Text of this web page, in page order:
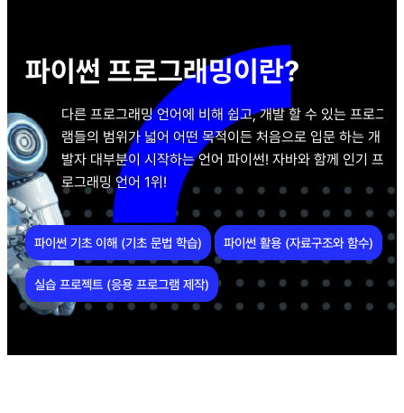
파이썬 프로그래밍이란?
다른 프로그래밍 언어에 비해 쉽고, 개발 할 수 있는 프로그
램들의 범위가 넓어 어떤 목적이든 처음으로 입문 하는 개
발자 대부분이 시작하는 언어 파이썬! 자바와 함께 인기 프
로그래밍 언어 1위!
파이썬 기초 이해 (기초 문법 학습) 파이썬 활용 (자료구조와 함수)
실습 프로젝트 (응용 프로그램 제작)